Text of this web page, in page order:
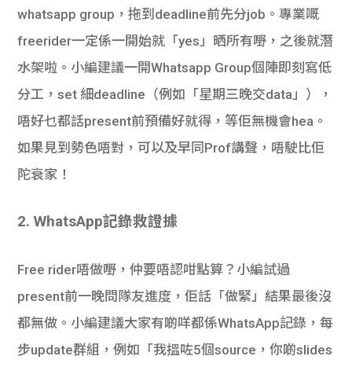
whatsapp group，拖到deadline前先分job。專業嘅
freerider一定係一開始就「yes」晒所有嘢，之後就潛
水架啦。小編建議一開Whatsapp Group個陣即刻寫低
分工，set 細deadline（例如「星期三晚交data」），
唔好乜都話present前預備好就得，等佢無機會hea。
如果見到勢色唔對，可以及早同Prof講聲，唔駛比佢
陀衰家！
2. WhatsApp記錄救證據
Free rider唔做嘢，仲要唔認咁點算？小編試過
present前一晚問隊友進度，佢話「做緊」結果最後沒
都無做。小編建議大家有啲咩都係WhatsApp記錄，每
步update群組，例如「我搵咗5個source，你啲slides